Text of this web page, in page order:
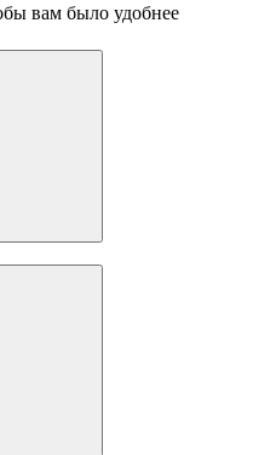
вам было удобнее